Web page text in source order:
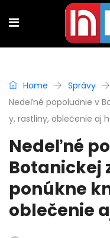
Home Správy
Nedeľné popoludnie v
y, rastliny, oblečenie aj
Nedeľné
Botanickej
ponúkne
oblečenie